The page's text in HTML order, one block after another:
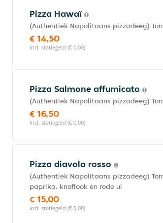
Pizza Hawaï
(Authentiek Napolitaans pizzadeeg)
€ 14,50
incl. statiegeld (€ 0,00)
Pizza Salmone affumicato
(Authentiek Napolitaans pizzadeeg)
€ 16,50
incl. statiegeld (€ 0,00)
Pizza diavola rosso
(Authentiek Napolitaans pizzadeeg)
paprika, knoflook en rode ui
€ 15,00
incl. statiegeld (€ 0,00)